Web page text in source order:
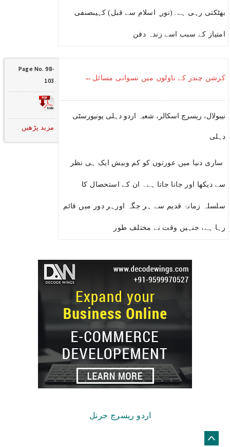
بھٹکتی رہی ہے۔(نور ِ اسلام سے قبل) کہیںصنفی
امتیاز کے سبب اسے زندہ دفن
کرشن چندر کے ناولوں میں نسوانی مسائل←
نیبولال، ریسرچ اسکالر، شعبہ اردو دہلی یونیورسٹی
دہلی
ساری دنیا میں عورتوں کو کم وبیش ایک ہی نظر
سے دیکھا اور جانا جاتا ہے۔ ان کے استحصال کا
سلسلہ زمانۂ قدیم سے ہر جگہ اورہر دور میں قائم
رہا ہے، جنہیں وقت نے مختلف طور
Page No. 98-
103
مزید پڑھیں
اردو ریسرچ جرنل